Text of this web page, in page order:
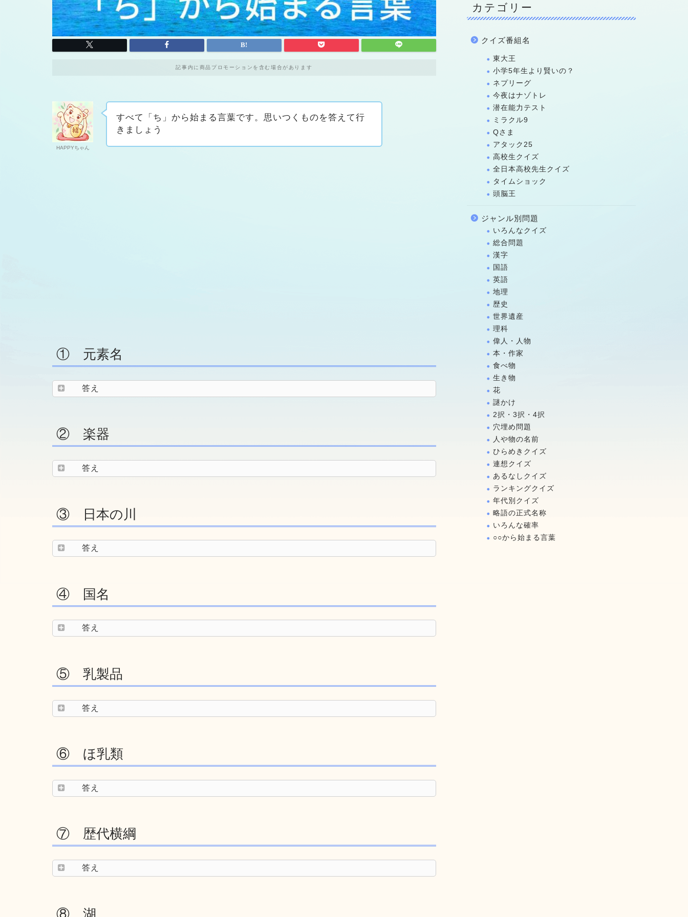
記事内に商品プロモーションを含む場合があります
HAPPYちゃん
すべて「ち」から始まる言葉です。思いつくものを答えて行
きましょう
① 元素名
答え
② 楽器
答え
③ 日本の川
答え
④ 国名
答え
⑤ 乳製品
答え
⑥ ほ乳類
答え
⑦ 歴代横綱
答え
⑧ 湖
カテゴリー
クイズ番組名
東大王
小学5年生より賢いの？
ネプリーグ
今夜はナゾトレ
潜在能力テスト
ミラクル9
Qさま
アタック25
高校生クイズ
全日本高校先生クイズ
タイムショック
頭脳王
ジャンル別問題
いろんなクイズ
総合問題
漢字
国語
英語
地理
歴史
世界遺産
理科
偉人・人物
本・作家
食べ物
生き物
花
謎かけ
2択・3択・4択
穴埋め問題
人や物の名前
ひらめきクイズ
連想クイズ
あるなしクイズ
ランキングクイズ
年代別クイズ
略語の正式名称
いろんな確率
○○から始まる言葉